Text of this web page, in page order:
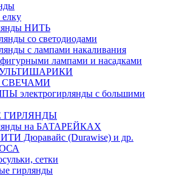
НИТЬ
со светодиодами
с лампами накаливания
лампами и насадками
СВЕЧАМИ
электрогирлянды с большими
ГИРЛЯНДЫ
на БАТАРЕЙКАХ
Дюравайс (Durawise) и др.
сетки
гирлянды